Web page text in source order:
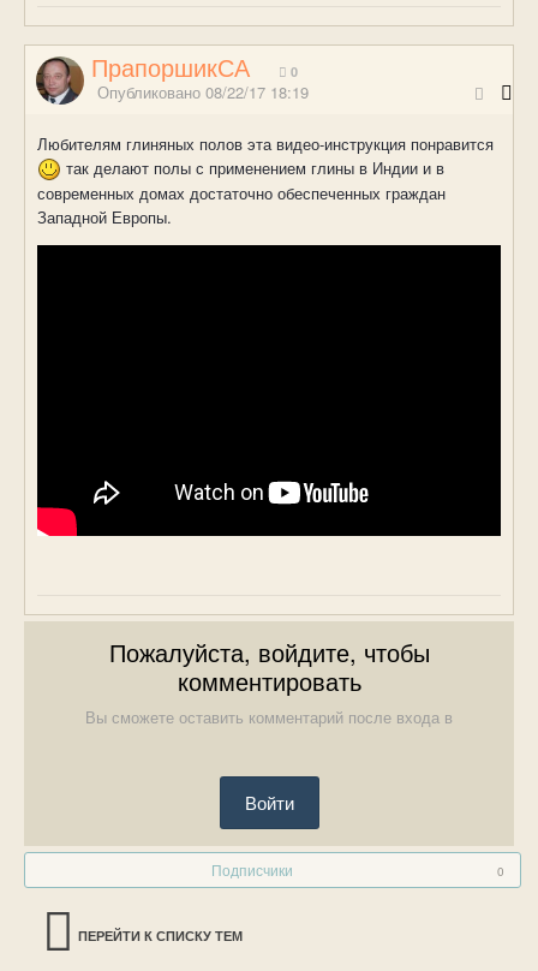
ПрапоршикСА 0
Опубликовано 08/22/17 18:19
Любителям глиняных полов эта видео-инструкция понравится
так делают полы с применением глины в Индии и в
современных домах достаточно обеспеченных граждан
Западной Европы.
Пожалуйста, войдите, чтобы
комментировать
Вы сможете оставить комментарий после входа в
Войти
Подписчики 0
ПЕРЕЙТИ К СПИСКУ ТЕМ